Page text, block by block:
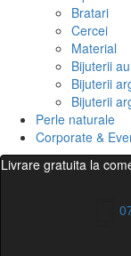
Bratari
Cercei
Material
Bijuterii
Bijuterii
Bijuterii
Perle naturale
Corporate &
Livrare gratuita la